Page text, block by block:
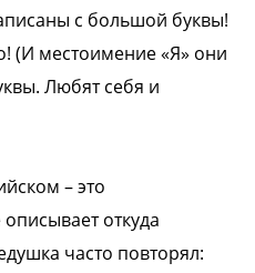
с большой буквы!
(И местоимение «Я» они
Любят себя и
– это
описываетоткуда
часто повторял: